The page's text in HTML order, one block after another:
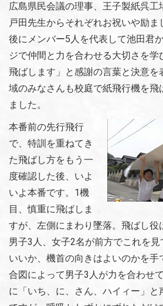
広島県民会議の理事、王子製紙呉
戸田先生からそれぞれお祝いや励
後にメンバー5人を代表して池田君
ジで仲間と力を合わせる大切さを学
飛ばします」と感謝の言葉と決意を
域のみなさんも校庭で紙飛行機を飛
ました。
本番前の先行飛行
で、特訓を重ねてき
た飛ばし方をもう一
度確認した後、いよ
いよ本番です。1機
目、慎重に飛ばしま
すが、左側にまわり墜落。飛ばし役
男子3人、女子2名が前方でこれを
いいか、機首の向きはよいのかを
合図によって男子3人が力を合わせ
に「いち、に、さん、ハイィー」と